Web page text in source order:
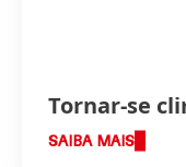
Tornar-se
SAIBA MAIS